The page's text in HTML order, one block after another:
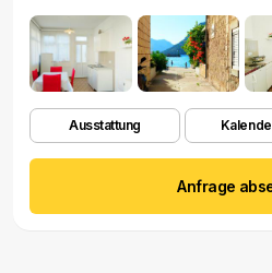
Ausstattung
Anfrage